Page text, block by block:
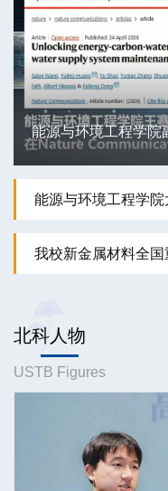
能源与环境工程学院
北科人物
USTB Figures